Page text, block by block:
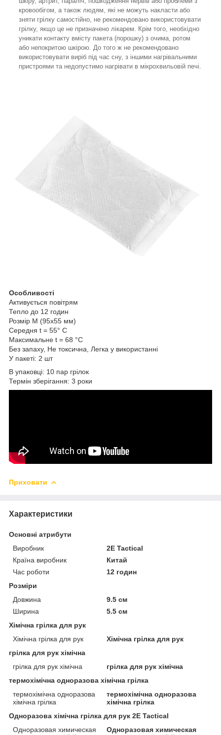
кровообігом, а також людям, які не можуть накласти або
зняти грілку самостійно, не рекомендовано використовувати
грілку, якщо це не призначено лікарем. Крім того, необхідно
уникати контакту вмісту пакета (порошку) з очима, ротом
або непокритою шкірою. До того ж не рекомендовано
використовувати виріб під час сну, з іншими нагрівальними
пристроями та недопустимо нагрівати в мікрохвильовій печі.
Особливості
Активується повітрям
Тепло до 12 годин
Розмір M (95х55 мм)
Середня t = 55° C
Максимальне t = 68 °C
Без запаху, Не токсична, Легка у використанні
У пакеті: 2 шт
В упаковці: 10 пар грілок
Термін зберігання: 3 роки
Приховати
Характеристики
Основні атрибути
Виробник
2E Tactical
Країна виробник
Китай
Час роботи
12 годин
Розміри
Довжина
9.5 см
Ширина
5.5 см
Хімічна грілка для рук
Хімічна грілка для рук
Хімічна грілка для рук
грілка для рук хімічна
грілка для рук хімічна
грілка для рук хімічна
термохімічна одноразова хімічна грілка
термохімічна одноразова
хімічна грілка
термохімічна одноразова
хімічна грілка
Одноразова хімічна грілка для рук 2E Tactical
Одноразовая химическая
Одноразовая химическая